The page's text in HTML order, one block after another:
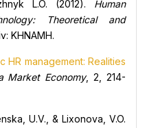
L.O. (2012). Human
Theoretical and
KHNAMH.
HR management: Realities
Market Economy, 2, 214-
U.V., & Lixonova, V.O.